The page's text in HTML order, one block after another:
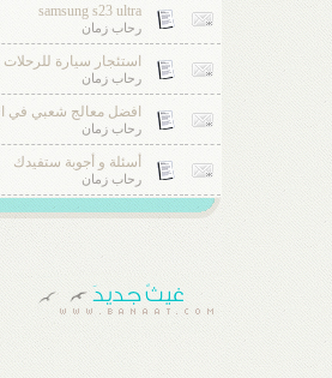
samsung s23 ultra
رحاب زمان
استئجار سيارة
رحاب زمان
افضل معالج شعبي في
رحاب زمان
أسئلة و أجوبة ستفيدك
رحاب زمان